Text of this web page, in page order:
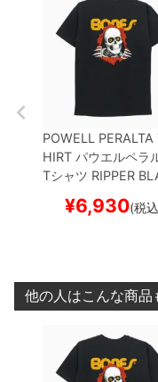
POWELL PERALTA
HIRT パウエルペラ
Tシャツ RIPPER
¥6,930(税
他の人はこんな商品